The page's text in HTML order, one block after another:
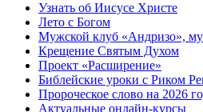
Узнать об Иисусе Христе
Лето с Богом
Мужской клуб «Андризо»,
Крещение Святым Духом
Проект «Расширение»
Библейские уроки с Риком
Пророческое слово на 2026
Актуальные онлайн-курсы